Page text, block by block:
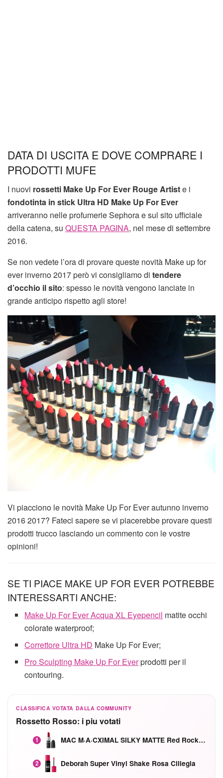
DATA DI USCITA E DOVE COMPRARE I
PRODOTTI MUFE
I nuovi rossetti Make Up For Ever Rouge Artiste i
fondotinta in stick Ultra HD Make Up For Ever
arriveranno nelle profumerie Sephora e sul sito ufficiale
della catena, su QUESTA PAGINA, nel mese di settembre
2016.
Se non vedete l’ora di provare queste novità Make up for
ever inverno 2017 però vi consigliamo di tendere
d’occhio il sito: spesso le novità vengono lanciate in
grande anticipo rispetto agli store!
Vi piacciono le novità Make Up For Ever autunno inverno
2016 2017? Fateci sapere se vi piacerebbe provare questi
prodotti trucco lasciando un commento con le vostre
opinioni!
SE TI PIACE MAKE UP FOR EVER POTREBBE
INTERESSARTI ANCHE:
Make Up For Ever Acqua XL Eyepencil matite occhi
colorate waterproof;
Correttore Ultra HD Make Up For Ever;
Pro Sculpting Make Up For Everprodotti per il
contouring.
CLASSIFICA VOTATA DALLA COMMUNITY
Rossetto Rosso: i piu votati
1 MAC M·A·CXIMAL SILKY MATTE Red Rock mat
2 Deborah Super Vinyl Shake Rosa Ciliegia